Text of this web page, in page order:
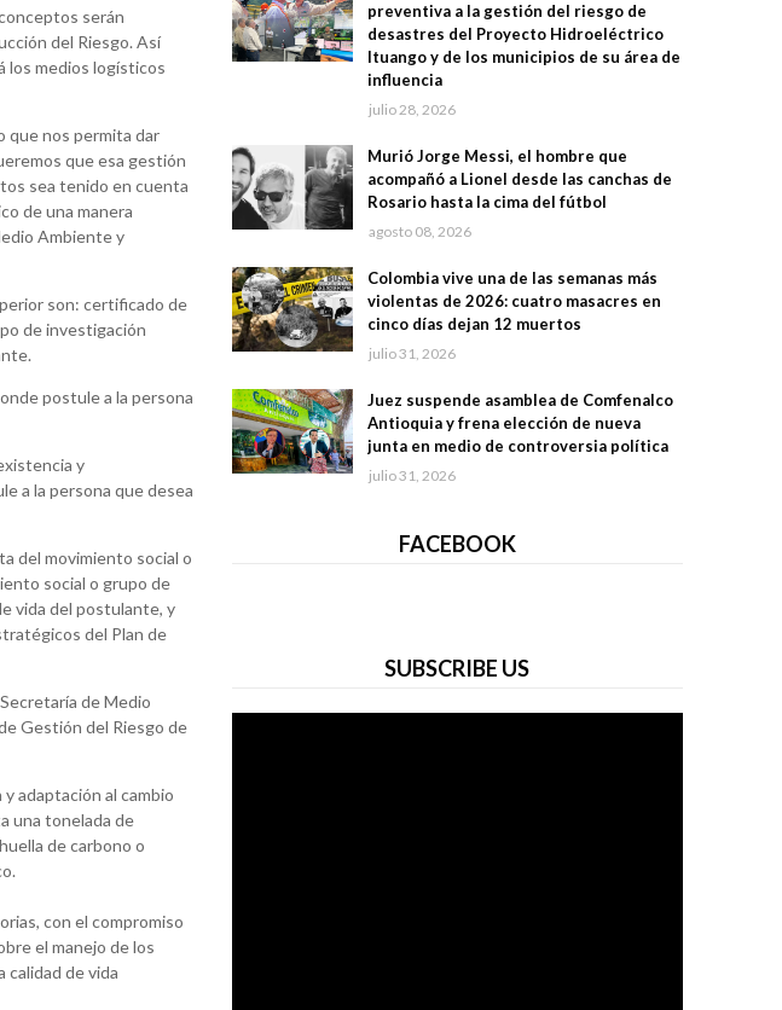
serán
del Riesgo. Así
los medios logísticos
que nos permita dar
que esa gestión
sea tenido en cuenta
de una manera
Ambiente y
son: certificado de
de investigación
postule a la persona
y
a la persona que desea
del movimiento social o
social o grupo de
vida del postulante, y
del Plan de
de Medio
Gestión del Riesgo de
adaptación al cambio
una tonelada de
de carbono o
con el compromiso
el manejo de los
calidad de vida
preventiva a la gestión del riesgo de
desastres del Proyecto Hidroeléctrico
Ituango y de los municipios de su área de
influencia
julio 28, 2026
Murió Jorge Messi, el hombre que
acompañó a Lionel desde las canchas de
Rosario hasta la cima del fútbol
agosto 08, 2026
Colombia vive una de las semanas más
violentas de 2026: cuatro masacres en
cinco días dejan 12 muertos
julio 31, 2026
Juez suspende asamblea de Comfenalco
Antioquia y frena elección de nueva
junta en medio de controversia política
julio 31, 2026
FACEBOOK
SUBSCRIBE US